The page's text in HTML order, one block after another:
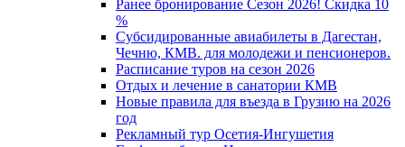
Ранее бронирование Сезон 2026! Скидка 10
%
Субсидированные авиабилеты в Дагестан,
Чечню, КМВ. для молодежи и пенсионеров.
Расписание туров на сезон 2026
Отдых и лечение в санатории КМВ
Новые правила для въезда в Грузию на 2026
год
Рекламный тур Осетия-Ингушетия